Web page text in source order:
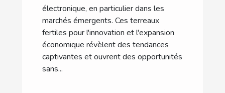
électronique, en particulier dans les
marchés émergents. Ces terreaux
fertiles pour l'innovation et l'expansion
économique révèlent des tendances
captivantes et ouvrent des opportunités
sans...